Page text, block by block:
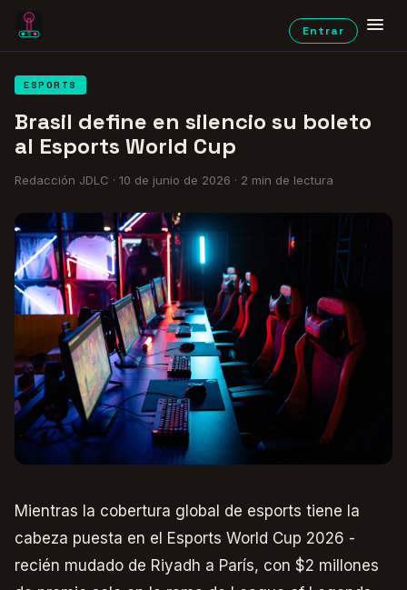
Entrar
ESPORTS
Brasil define en silencio su boleto
al Esports World Cup
Redacción JDLC · 10 de junio de 2026 · 2 min de lectura
Mientras la cobertura global de esports tiene la
cabeza puesta en el Esports World Cup 2026 -
recién mudado de Riyadh a París, con $2 millones